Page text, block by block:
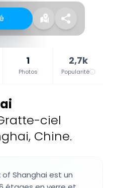
1
Photos
2,7k
Popularité
ciel
Chine.
of Shanghai est un